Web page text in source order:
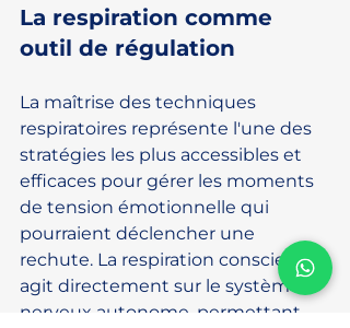
La respiration comme
outil de régulation
La maîtrise des techniques
respiratoires représente l'une des
stratégies les plus accessibles et
efficaces pour gérer les moments
de tension émotionnelle qui
pourraient déclencher une
rechute. La respiration consciente
agit directement sur le système
nerveux autonome, permettant